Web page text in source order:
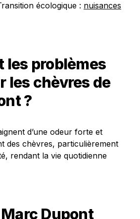
écologique : nuisances
les problèmes
les chèvres de
?
d’une odeur forte et
des chèvres, particulièrement
rendant la vie quotidienne
Dupont